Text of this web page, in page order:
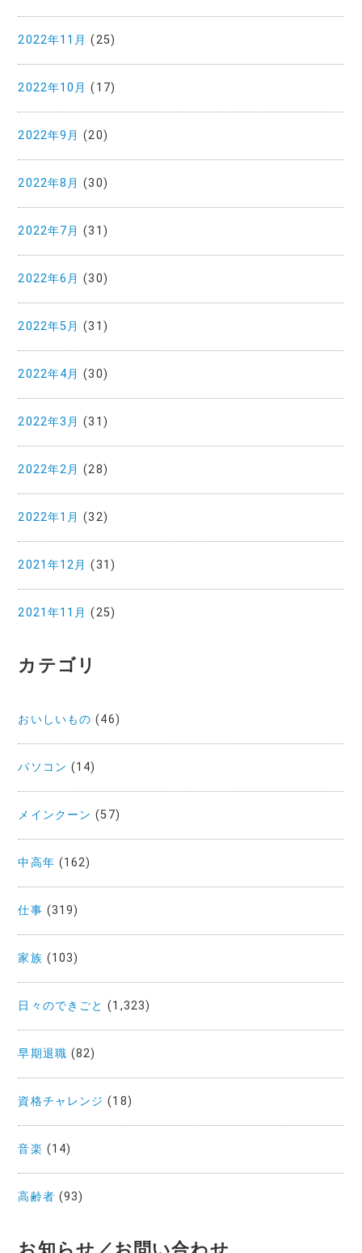
2022年11月 (25)
2022年10月 (17)
2022年9月 (20)
2022年8月 (30)
2022年7月 (31)
2022年6月 (30)
2022年5月 (31)
2022年4月 (30)
2022年3月 (31)
2022年2月 (28)
2022年1月 (32)
2021年12月 (31)
2021年11月 (25)
カテゴリ
おいしいもの (46)
パソコン (14)
メインクーン (57)
中高年 (162)
仕事 (319)
家族 (103)
日々のできごと (1,323)
早期退職 (82)
資格チャレンジ (18)
音楽 (14)
高齢者 (93)